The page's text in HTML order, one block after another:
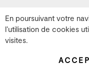
En poursuivant votre
l’utilisation de cookies
visites.